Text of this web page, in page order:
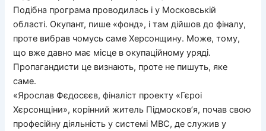
Подібна програма проводилась і у Московській
області. Окупант, пише «фонд», і там дійшов до фіналу,
проте вибрав чомусь саме Херсонщину. Може, тому,
що вже давно має місце в окупаційному уряді.
Пропагандисти це визнають, проте не пишуть, яке
саме.
«Ярослав Фєдосєєв, фіналіст проекту «Гєроі
Хєрсонщіни», корінний житель Підмосков’я, почав свою
професійну діяльність у системі МВС, де служив у